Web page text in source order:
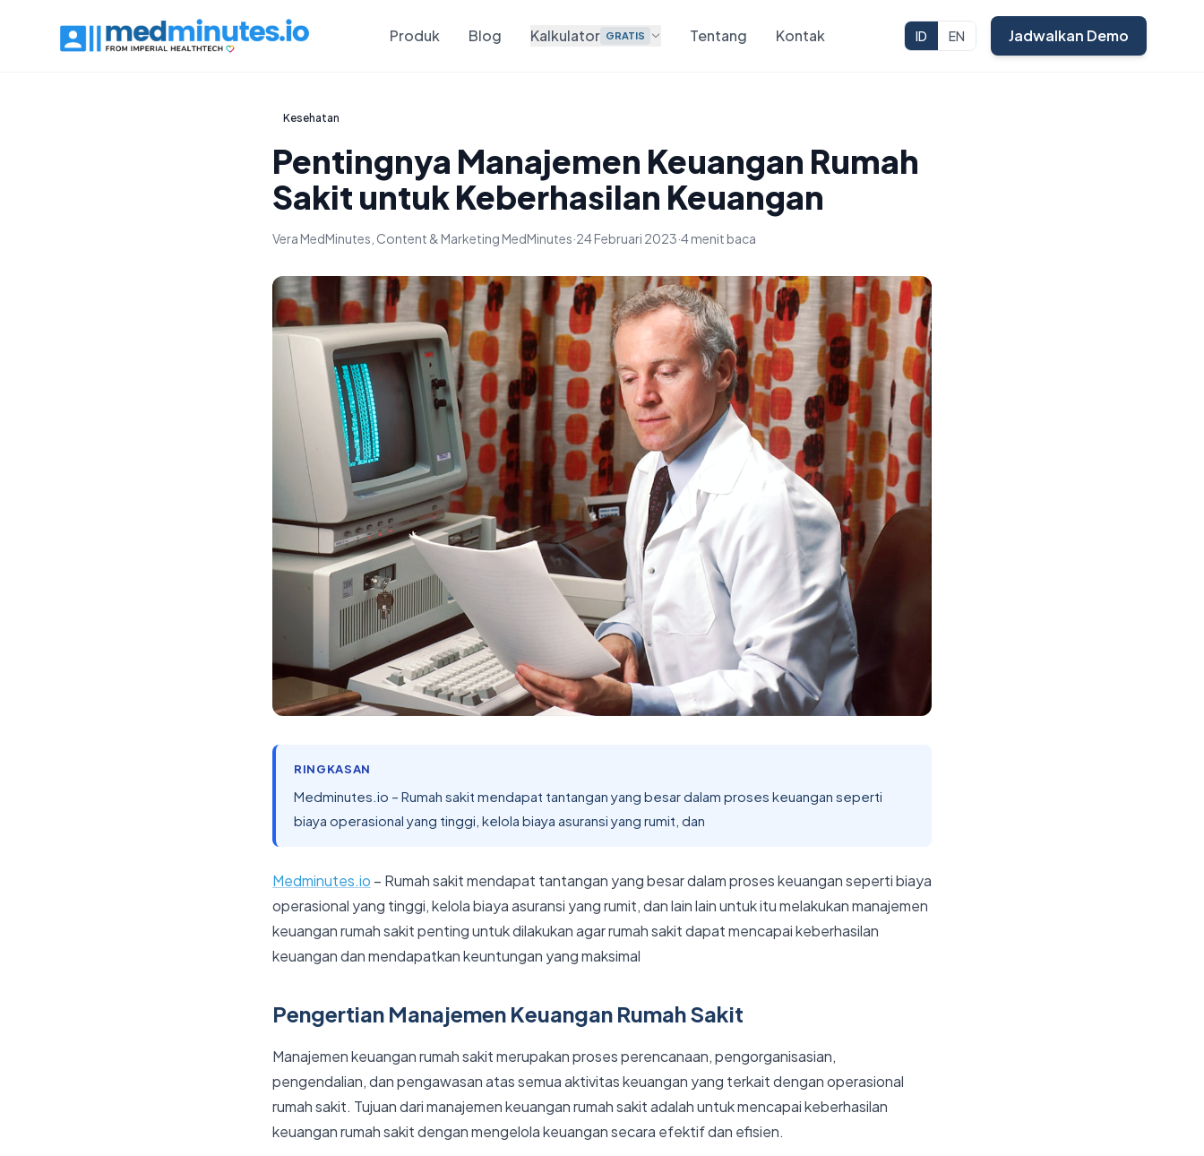
Produk Blog Kalkulator GRATIS Tentang Kontak ID EN Jadwalkan Demo
Kesehatan
Pentingnya Manajemen Keuangan Rumah
Sakit untuk Keberhasilan Keuangan
Vera MedMinutes, Content & Marketing MedMinutes·24 Februari 2023·4 menit baca
RINGKASAN
Medminutes.io – Rumah sakit mendapat tantangan yang besar dalam proses keuangan seperti
biaya operasional yang tinggi, kelola biaya asuransi yang rumit, dan
Medminutes.io – Rumah sakit mendapat tantangan yang besar dalam proses keuangan seperti biaya
operasional yang tinggi, kelola biaya asuransi yang rumit, dan lain lain untuk itu melakukan manajemen
keuangan rumah sakit penting untuk dilakukan agar rumah sakit dapat mencapai keberhasilan
keuangan dan mendapatkan keuntungan yang maksimal
Pengertian Manajemen Keuangan Rumah Sakit
Manajemen keuangan rumah sakit merupakan proses perencanaan, pengorganisasian,
pengendalian, dan pengawasan atas semua aktivitas keuangan yang terkait dengan operasional
rumah sakit. Tujuan dari manajemen keuangan rumah sakit adalah untuk mencapai keberhasilan
keuangan rumah sakit dengan mengelola keuangan secara efektif dan efisien.